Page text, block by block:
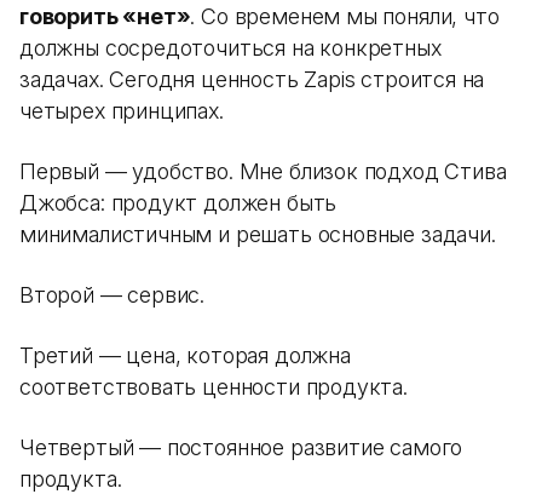
говорить «нет». Со временем мы поняли, что
должны сосредоточиться на конкретных
задачах. Сегодня ценность Zapis строится на
четырех принципах.
Первый — удобство. Мне близок подход Стива
Джобса: продукт должен быть
минималистичным и решать основные задачи.
Второй — сервис.
Третий — цена, которая должна
соответствовать ценности продукта.
Четвертый — постоянное развитие самого
продукта.